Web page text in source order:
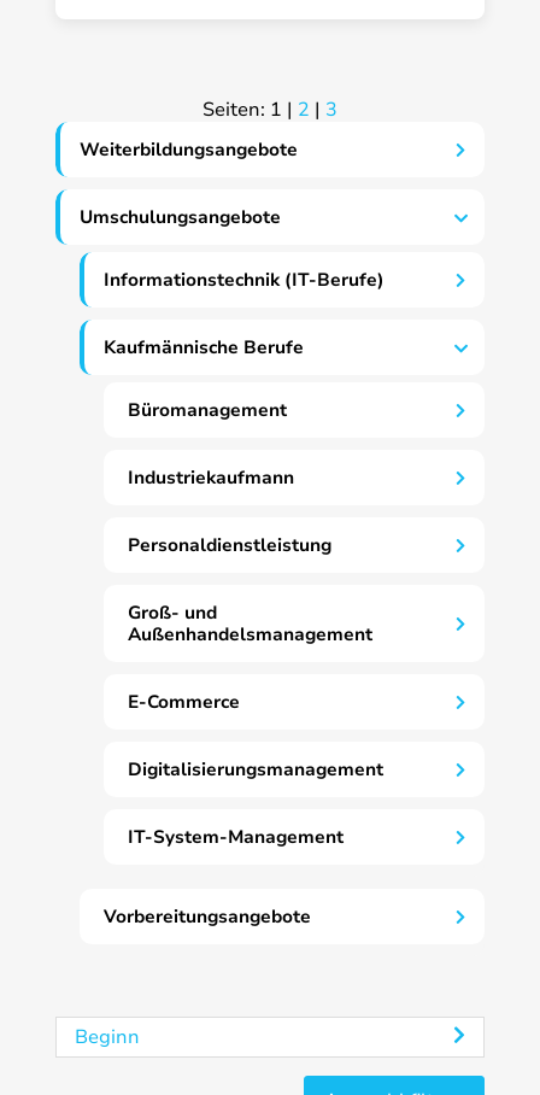
Seiten: 1 | 2 | 3
Weiterbildungsangebote
Umschulungsangebote
Informationstechnik (IT-Berufe)
Kaufmännische Berufe
Büromanagement
Industriekaufmann
Personaldienstleistung
Groß- und
Außenhandelsmanagement
E-Commerce
Digitalisierungsmanagement
IT-System-Management
Vorbereitungsangebote
Beginn